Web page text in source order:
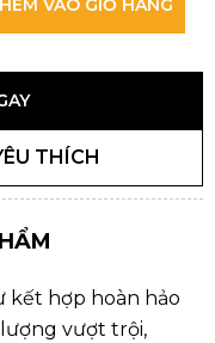
THÍCH
kết hợp hoàn hảo
vượt trội,